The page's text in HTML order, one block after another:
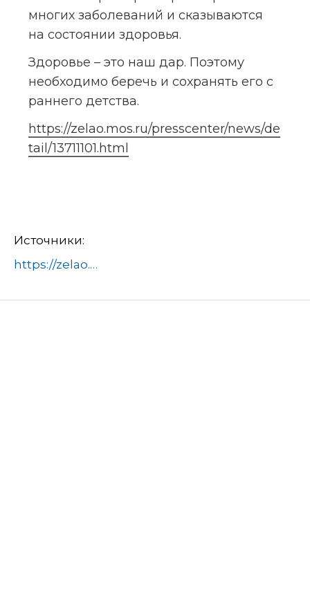
многих заболеваний и сказываются
на состоянии здоровья.
Здоровье – это наш дар. Поэтому
необходимо беречь и сохранять его с
раннего детства.
https://zelao.mos.ru/presscenter/news/de
tail/13711101.html
Источники:
https://zelao.mos.ru/presscenter/news/detail/13711101.html